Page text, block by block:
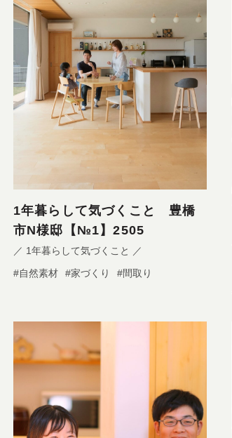
1年暮らして気づくこと 豊橋
市N様邸【№1】2505
／ 1年暮らして気づくこと ／
#自然素材
#家づくり #間取り